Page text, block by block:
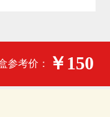
参考价： ￥150